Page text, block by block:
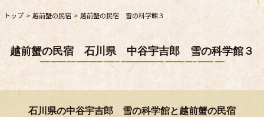
トップ >越前蟹の民宿 > 越前蟹の民宿 雪の科学館３
越前蟹の民宿 石川県 中谷宇吉郎 雪の科学館３
石川県の中谷宇吉郎 雪の科学館と越前蟹の民宿